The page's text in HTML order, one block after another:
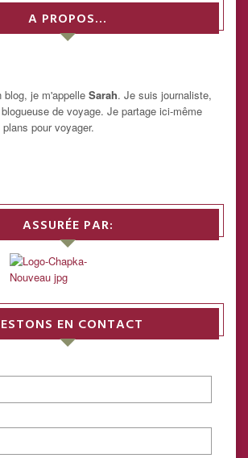
A PROPOS…
blog, je m'appelle Sarah. Je suis journaliste,
de voyage. Je partage ici-même
pour voyager.
ASSURÉE PAR:
EN CONTACT